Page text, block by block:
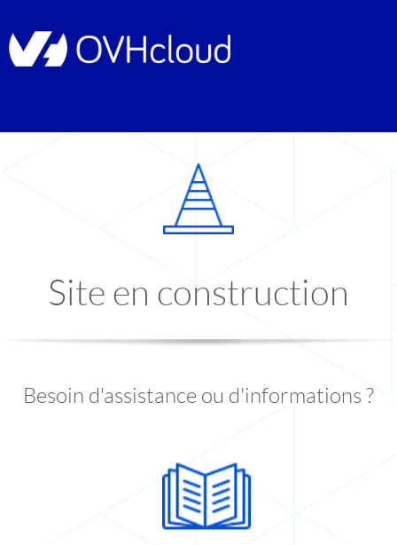
Site en construction
Besoin d'assistance ou d'informations ?